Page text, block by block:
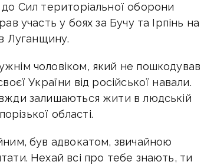
Сил територіальної оборони
участь у боях за Бучу та Ірпінь на
Луганщину.
чоловіком, який не пошкодував
України від російської навали.
залишаються жити в людській
області.
був адвокатом, звичайною
Нехай всі про тебе знають, ти